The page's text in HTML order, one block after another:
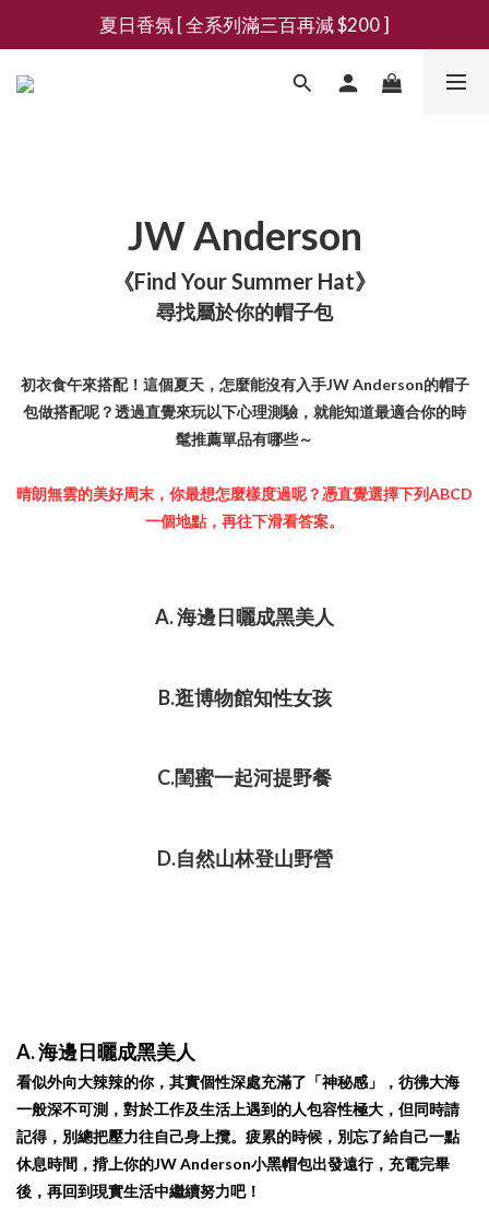
新會員募集現領抵用千元購物金
夏日香氛 [ 全系列滿三百再減 $200 ]
新會員募集現領抵用千元購物金
JW Anderson
《Find Your Summer Hat》
尋找屬於你的帽子包
初衣食午來搭配！這個夏天，怎麼能沒有入手JW Anderson的帽子
包做搭配呢？透過直覺來玩以下心理測驗，就能知道最適合你的時
髦推薦單品有哪些～
晴朗無雲的美好周末，你最想怎麼樣度過呢？憑直覺選擇下列ABCD
一個地點，再往下滑看答案。
A. 海邊日曬成黑美人
B.逛博物館知性女孩
C.閨蜜一起河提野餐
D.自然山林登山野營
A. 海邊日曬成黑美人
看似外向大辣辣的你，其實個性深處充滿了「神秘感」，彷彿大海
一般深不可測，對於工作及生活上遇到的人包容性極大，但同時請
記得，別總把壓力往自己身上攬。疲累的時候，別忘了給自己一點
休息時間，揹上你的JW Anderson小黑帽包出發遠行，充電完畢
後，再回到現實生活中繼續努力吧！